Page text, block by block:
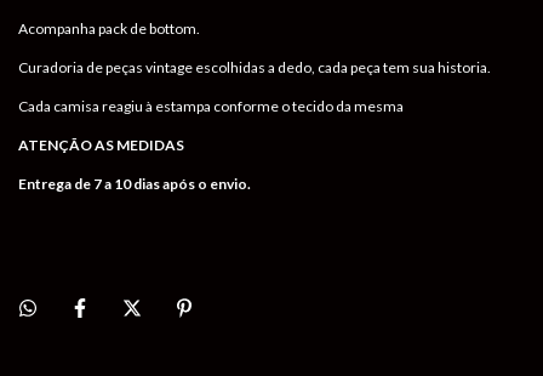
Acompanha pack de bottom.
Curadoria de peças vintage escolhidas a dedo, cada peça tem sua historia.
Cada camisa reagiu à estampa conforme o tecido da mesma
ATENÇÃO AS MEDIDAS
Entrega de 7 a 10 dias após o envio.